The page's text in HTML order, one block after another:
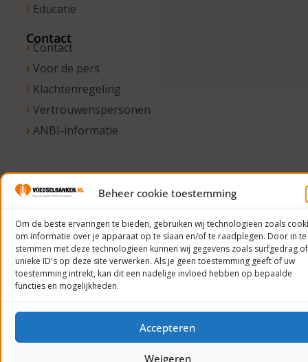
Beheer cookie toestemming
Om de beste ervaringen te bieden, gebruiken wij technologieën zoals
om informatie over je apparaat op te slaan en/of te raadplegen. Door in te
stemmen met deze technologieën kunnen wij gegevens zoals surfgedrag of
unieke ID's op deze site verwerken. Als je geen toestemming geeft of uw
toestemming intrekt, kan dit een nadelige invloed hebben op bepaalde
functies en mogelijkheden.
Accepteren
Weigeren
Educatie
Contact
Contact
Voor de pers
Klachtenregeling
Vertrouwenspersonen
ANBI-informatie
© 2023
Nederland
Privacyverklaring